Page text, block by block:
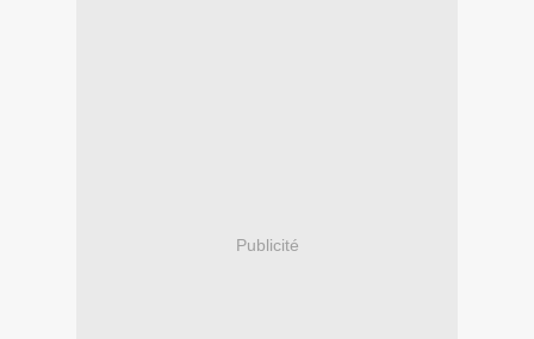
Publicité